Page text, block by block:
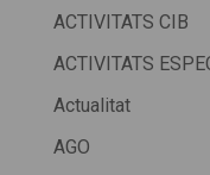
ACTIVITATS CIB
ACTIVITATS
Actualitat
AGO